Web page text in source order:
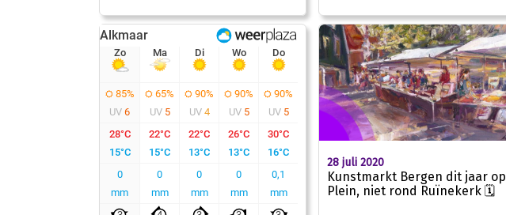
28 juli 2020
Kunstmarkt Bergen dit jaar op
Plein, niet rond Ruïnekerk 🗓